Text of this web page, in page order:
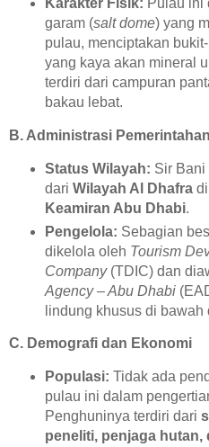
Karakter Fisik: Pulau ini
garam (salt dome) yang
pulau, menciptakan
yang kaya akan mineral
terdiri dari campuran
bakau lebat.
B. Administrasi Pemerintahan
Status Wilayah: Sir Bani
dari Wilayah Al Dhafradi
Keamiran Abu Dhabi.
Pengelola: Sebagian
dikelola oleh Tourism
Company(TDIC) dan
Agency – Abu Dhabi
lindung khusus di
C. Demografi dan Ekonomi
Populasi: Tidak ada
pulau ini dalam
Penghuninya terdiri dari
peneliti, penjaga hutan,